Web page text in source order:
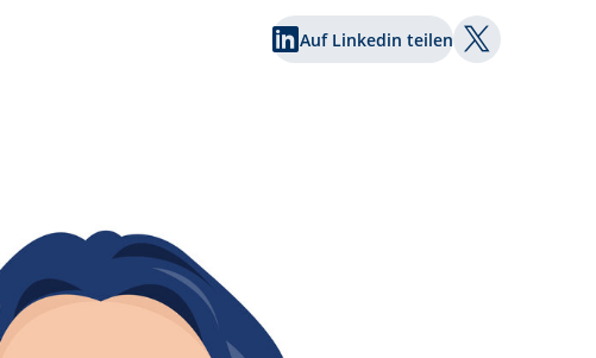
Auf Linkedin teilen Auf Twitter